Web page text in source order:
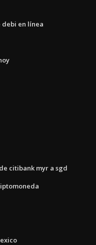
debi en línea
citibank myr a sgd